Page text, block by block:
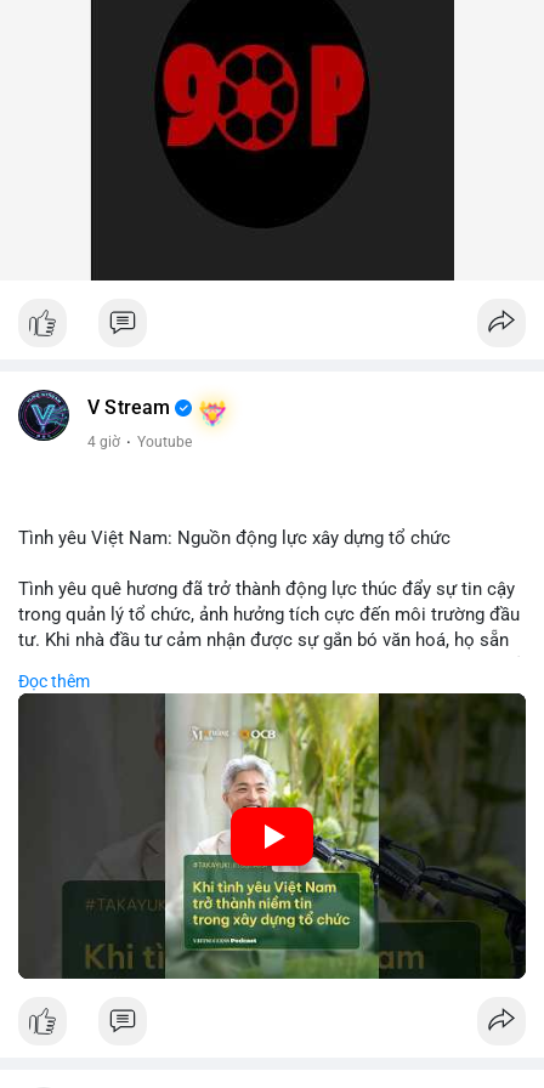
V Stream
4 giờ · Youtube
Tình yêu Việt Nam: Nguồn động lực xây dựng tổ chức
Tình yêu quê hương đã trở thành động lực thúc đẩy sự tin cậy
trong quản lý tổ chức, ảnh hưởng tích cực đến môi trường đầu
tư. Khi nhà đầu tư cảm nhận được sự gắn bó văn hoá, họ sẵn
các công ty blockchain và tiền mã hoá. Sự tăng cường niềm
tin này giúp giảm rủi ro thị trường, cải thiện chi phí vốn và thúc
đẩy sự phát triển bền vững của ngành công nghệ tài chính. Các
nhà quản lý cần khai thác tinh thần này để xây dựng chiến lược
phát triển bền vững và thu hút vốn đầu tư.
🎥 Xem video trực tiếp tại:
Nguồn: VIETSUCCESS
Đọc thêm